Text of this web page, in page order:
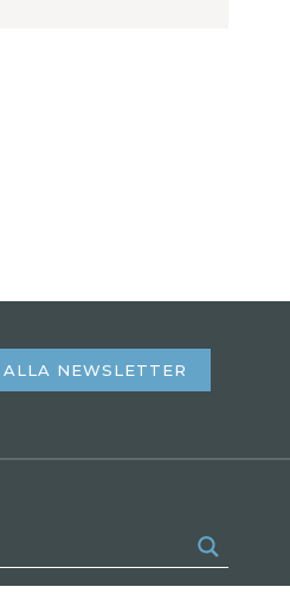
NEWSLETTER